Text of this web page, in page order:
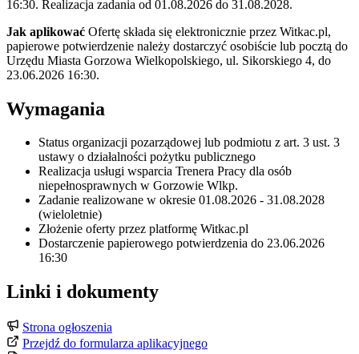
16:30. Realizacja zadania od 01.08.2026 do 31.08.2028.
Jak aplikować Ofertę składa się elektronicznie przez Witkac.pl,
papierowe potwierdzenie należy dostarczyć osobiście lub pocztą do
Urzędu Miasta Gorzowa Wielkopolskiego, ul. Sikorskiego 4, do
23.06.2026 16:30.
Wymagania
Status organizacji pozarządowej lub podmiotu z art. 3 ust. 3
ustawy o działalności pożytku publicznego
Realizacja usługi wsparcia Trenera Pracy dla osób
niepełnosprawnych w Gorzowie Wlkp.
Zadanie realizowane w okresie 01.08.2026 - 31.08.2028
(wieloletnie)
Złożenie oferty przez platformę Witkac.pl
Dostarczenie papierowego potwierdzenia do 23.06.2026
16:30
Linki i dokumenty
Strona ogłoszenia
Przejdź do formularza aplikacyjnego